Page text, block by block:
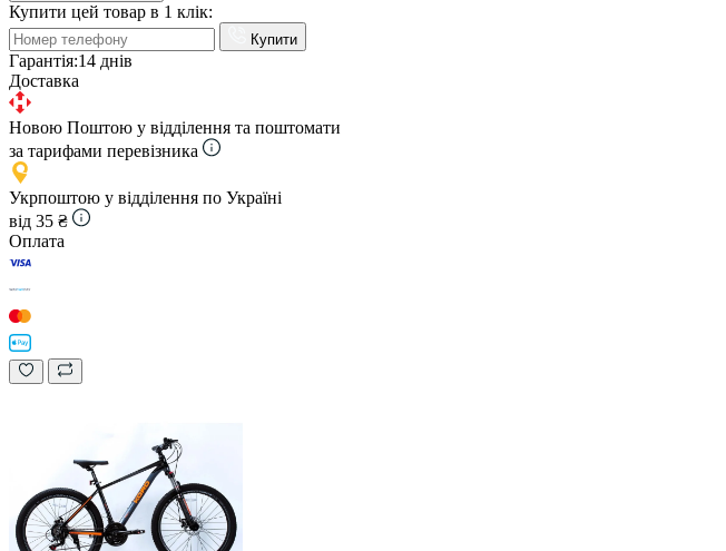
Купити цей товар в 1 клік:
Купити
Гарантія:14 днів
Доставка
Новою Поштою у відділення та поштомати
за тарифами перевізника
Укрпоштою у відділення по Україні
від 35 ₴
Оплата